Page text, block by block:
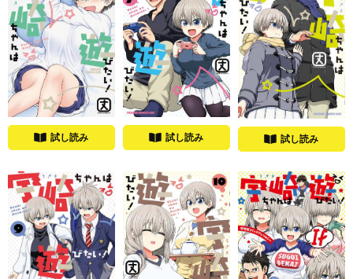
試し読み 試し読み 試し読み